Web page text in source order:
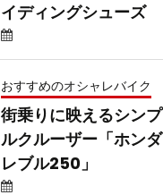
イディングシューズ
おすすめのオシャレバイク
街乗りに映えるシンプ
ルクルーザー「ホンダ
レブル250」